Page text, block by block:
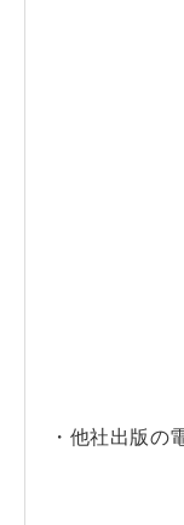
・他社出版の